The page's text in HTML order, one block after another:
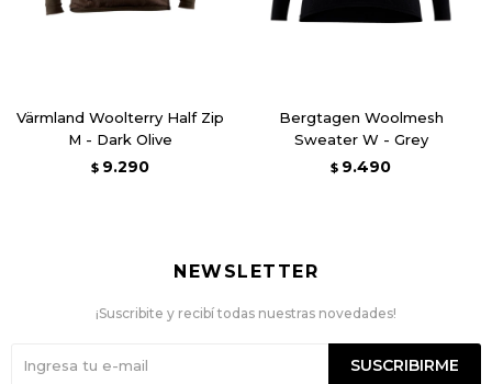
Värmland Woolterry Half Zip
M - Dark Olive
$ 9.290
Bergtagen Woolmesh
Sweater W - Grey
$ 9.490
NEWSLETTER
¡Suscribite y recibí todas nuestras novedades!
SUSCRIBIRME